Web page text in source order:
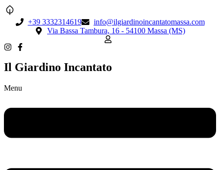
+39 3332314619
info@ilgiardinoincantatomassa.com
Via Bassa Tambura, 16 - 54100 Massa (MS)
Il Giardino Incantato
Menu